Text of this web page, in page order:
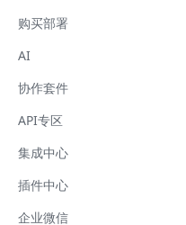
购买部署
AI
协作套件
API专区
集成中心
插件中心
企业微信